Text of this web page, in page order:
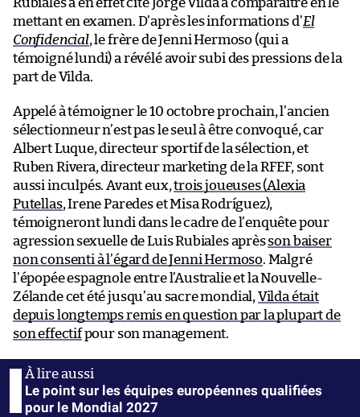
Rubiales a en effet cité Jorge Vilda à comparaître en le
mettant en examen. D’après les informations d’El
Confidencial, le frère de Jenni Hermoso (qui a
témoigné lundi) a révélé avoir subi des pressions de la
part de Vilda.
Appelé à témoigner le 10 octobre prochain, l’ancien
sélectionneur n’est pas le seul à être convoqué, car
Albert Luque, directeur sportif de la sélection, et
Ruben Rivera, directeur marketing de la RFEF, sont
aussi inculpés. Avant eux,trois joueuses (Alexia
Putellas, Irene Paredes et Misa Rodríguez),
témoigneront lundi dans le cadre de l’enquête pour
agression sexuelle de Luis Rubiales aprèsson baiser
non consenti à l’égard de Jenni Hermoso. Malgré
l’épopée espagnole entre l’Australie et la Nouvelle-
Zélande cet été jusqu’au sacre mondial, Vilda était
depuis longtemps remis en question par la plupart de
son effectifpour son management.
Le point sur les équipes européennes qualifiées
pour le Mondial 2027